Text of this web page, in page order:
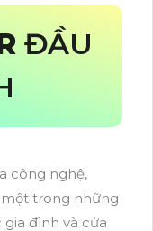
ĐẦU
công nghệ,
trong những
đình và cửa